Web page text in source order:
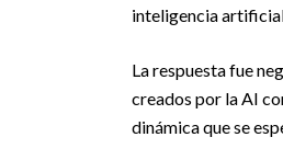
inteligencia
La respuesta fue
creados por la AI
dinámica que se